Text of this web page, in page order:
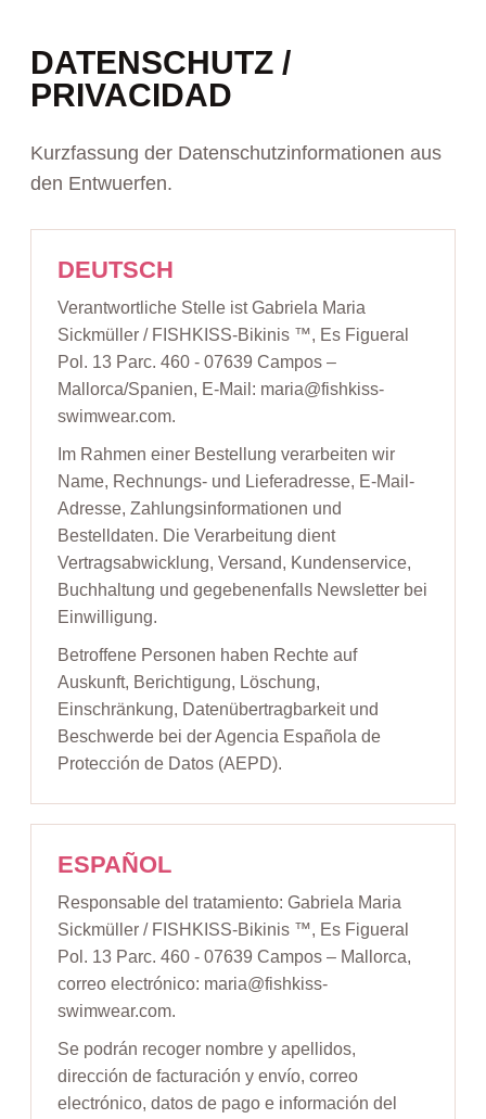
DATENSCHUTZ /
PRIVACIDAD
Kurzfassung der Datenschutzinformationen aus
den Entwuerfen.
DEUTSCH
Verantwortliche Stelle ist Gabriela Maria
Sickmüller / FISHKISS-Bikinis ™, Es Figueral
Pol. 13 Parc. 460 - 07639 Campos –
Mallorca/Spanien, E-Mail: maria@fishkiss-
swimwear.com.
Im Rahmen einer Bestellung verarbeiten wir
Name, Rechnungs- und Lieferadresse, E-Mail-
Adresse, Zahlungsinformationen und
Bestelldaten. Die Verarbeitung dient
Vertragsabwicklung, Versand, Kundenservice,
Buchhaltung und gegebenenfalls Newsletter bei
Einwilligung.
Betroffene Personen haben Rechte auf
Auskunft, Berichtigung, Löschung,
Einschränkung, Datenübertragbarkeit und
Beschwerde bei der Agencia Española de
Protección de Datos (AEPD).
ESPAÑOL
Responsable del tratamiento: Gabriela Maria
Sickmüller / FISHKISS-Bikinis ™, Es Figueral
Pol. 13 Parc. 460 - 07639 Campos – Mallorca,
correo electrónico: maria@fishkiss-
swimwear.com.
Se podrán recoger nombre y apellidos,
dirección de facturación y envío, correo
electrónico, datos de pago e información del